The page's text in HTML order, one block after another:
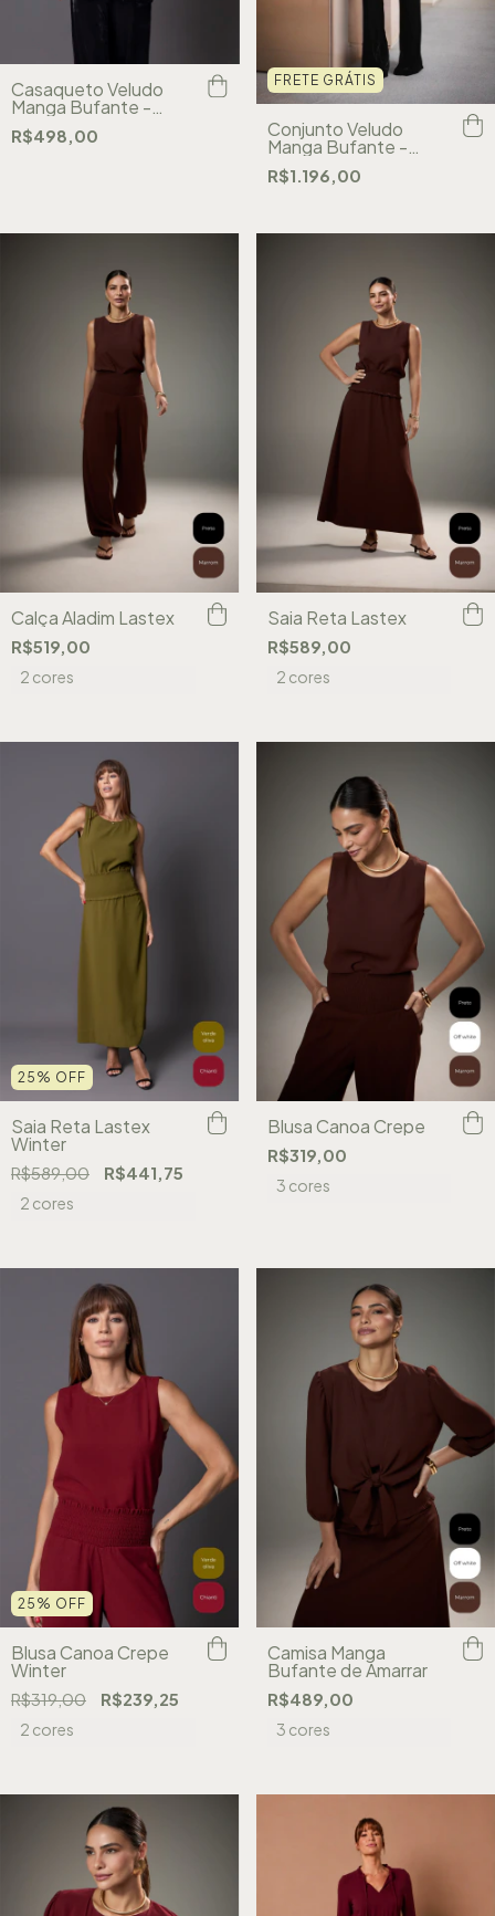
Casaqueto Veludo
Manga Bufante -
Preto
R$498,00
FRETE GRÁTIS
Conjunto Veludo
Manga Bufante -
Preto
R$1.196,00
Calça Aladim Lastex
R$519,00
2 cores
Saia Reta Lastex
R$589,00
2 cores
25 % OFF
Saia Reta Lastex
Winter
R$589,00 R$441,75
2 cores
Blusa Canoa Crepe
R$319,00
3 cores
25 % OFF
Blusa Canoa Crepe
Winter
R$319,00 R$239,25
2 cores
Camisa Manga
Bufante de Amarrar
R$489,00
3 cores